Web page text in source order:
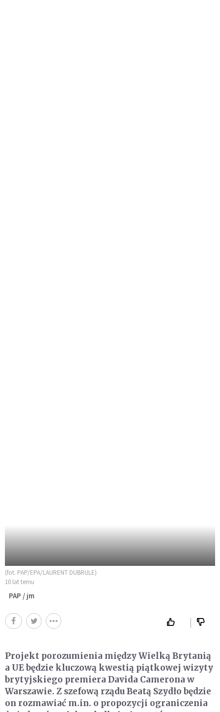
(fot. PAP/EPA/LAURENT DUBRULE)
10 lat temu
PAP / jm
Projekt porozumienia między Wielką Brytanią
a UE będzie kluczową kwestią piątkowej wizyty
brytyjskiego premiera Davida Camerona w
Warszawie. Z szefową rządu Beatą Szydło będzie
on rozmawiać m.in. o propozycji ograniczenia